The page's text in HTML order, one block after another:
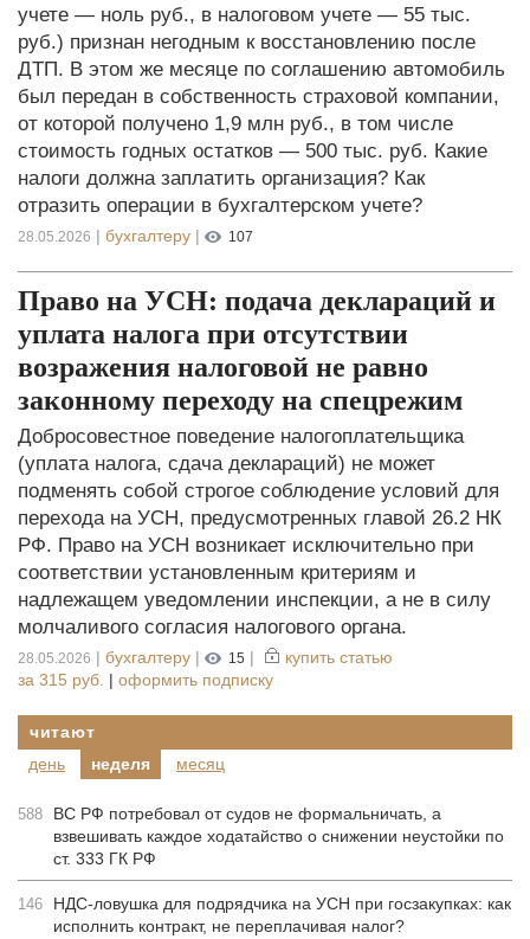
учете — ноль руб., в налоговом учете — 55 тыс.
руб.) признан негодным к восстановлению после
ДТП. В этом же месяце по соглашению автомобиль
был передан в собственность страховой компании,
от которой получено 1,9 млн руб., в том числе
стоимость годных остатков — 500 тыс. руб. Какие
налоги должна заплатить организация? Как
отразить операции в бухгалтерском учете?
28.05.2026 | бухгалтеру | 107
Право на УСН: подача деклараций и
уплата налога при отсутствии
возражения налоговой не равно
законному переходу на спецрежим
Добросовестное поведение налогоплательщика
(уплата налога, сдача деклараций) не может
подменять собой строгое соблюдение условий для
перехода на УСН, предусмотренных главой 26.2 НК
РФ. Право на УСН возникает исключительно при
соответствии установленным критериям и
надлежащем уведомлении инспекции, а не в силу
молчаливого согласия налогового органа.
28.05.2026 | бухгалтеру | 15 |
купить статью
за 315 руб. | оформить подписку
читают
день
неделя месяц
588
ВС РФ потребовал от судов не формальничать, а
взвешивать каждое ходатайство о снижении неустойки по
ст. 333 ГК РФ
146
НДС-ловушка для подрядчика на УСН при госзакупках: как
исполнить контракт, не переплачивая налог?